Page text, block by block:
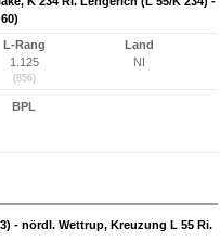
L-Rang
1.125
(856)
Land
NI
BPL
- nördl. Wettrup, Kreuzung L 55 Ri.